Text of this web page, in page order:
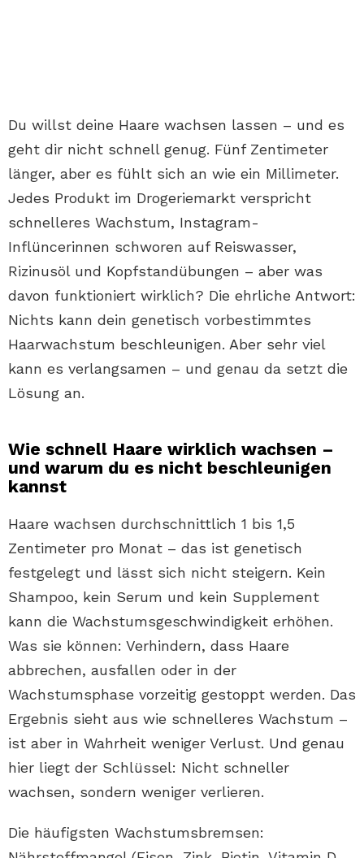
Du willst deine Haare wachsen lassen – und es
geht dir nicht schnell genug. Fünf Zentimeter
länger, aber es fühlt sich an wie ein Millimeter.
Jedes Produkt im Drogeriemarkt verspricht
schnelleres Wachstum, Instagram-
Inflüncerinnen schworen auf Reiswasser,
Rizinusöl und Kopfstandübungen – aber was
davon funktioniert wirklich? Die ehrliche Antwort:
Nichts kann dein genetisch vorbestimmtes
Haarwachstum beschleunigen. Aber sehr viel
kann es verlangsamen – und genau da setzt die
Lösung an.
Wie schnell Haare wirklich wachsen –
und warum du es nicht beschleunigen
kannst
Haare wachsen durchschnittlich 1 bis 1,5
Zentimeter pro Monat – das ist genetisch
festgelegt und lässt sich nicht steigern. Kein
Shampoo, kein Serum und kein Supplement
kann die Wachstumsgeschwindigkeit erhöhen.
Was sie können: Verhindern, dass Haare
abbrechen, ausfallen oder in der
Wachstumsphase vorzeitig gestoppt werden. Das
Ergebnis sieht aus wie schnelleres Wachstum –
ist aber in Wahrheit weniger Verlust. Und genau
hier liegt der Schlüssel: Nicht schneller
wachsen, sondern weniger verlieren.
Die häufigsten Wachstumsbremsen: